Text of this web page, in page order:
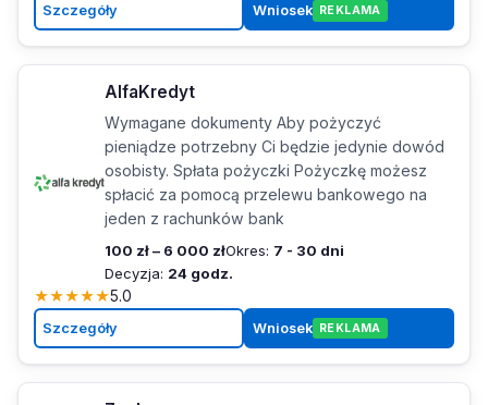
Szczegóły Wniosek REKLAMA
AlfaKredyt
Wymagane dokumenty Aby pożyczyć
pieniądze potrzebny Ci będzie jedynie dowód
osobisty. Spłata pożyczki Pożyczkę możesz
spłacić za pomocą przelewu bankowego na
jeden z rachunków bank
100 zł – 6 000 złOkres: 7 - 30 dni
Decyzja: 24 godz.
★★★★★5.0
Szczegóły Wniosek REKLAMA